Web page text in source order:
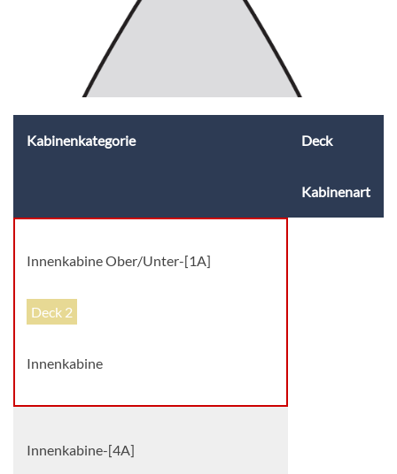
Kabinenkategorie Deck
Kabinenart
Innenkabine Ober/Unter-[1A]
Deck 2
Innenkabine
Innenkabine-[4A]